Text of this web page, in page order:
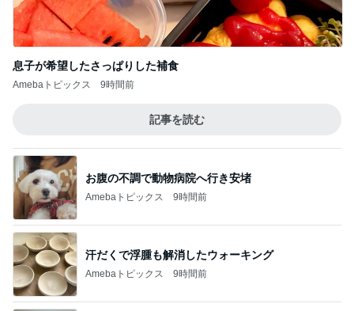
息子が希望したさっぱりした補食
Amebaトピックス 9時間前
記事を読む
お腹の不調で動物病院へ行き安堵
Amebaトピックス 9時間前
汗だくで浮腫も解消したウォーキング
Amebaトピックス 9時間前